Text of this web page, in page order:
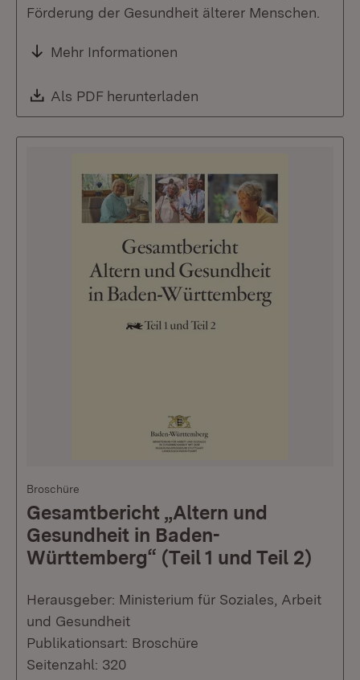
Förderung der Gesundheit älterer Menschen.
Mehr Informationen
Download:
Als PDF herunterladen
Broschüre
Gesamtbericht „Altern und
Gesundheit in Baden-
Württemberg“ (Teil 1 und Teil 2)
Herausgeber: Ministerium für Soziales, Arbeit
und Gesundheit
Publikationsart: Broschüre
Seitenzahl: 320